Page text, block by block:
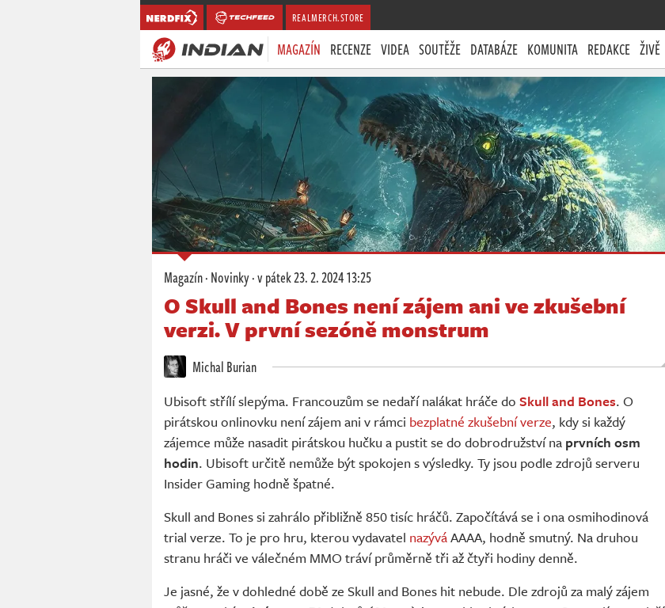
REALMERCH.STORE
MAGAZÍN RECENZE VIDEA SOUTĚŽE DATABÁZE KOMUNITA REDAKCE ŽIVĚ
Magazín·Novinky·v pátek23. 2. 2024 13:25
O Skull and Bones není zájem ani ve zkušební
verzi. V první sezóně monstrum
Michal Burian
Ubisoft střílí slepýma. Francouzům se nedaří nalákat hráče do Skull and Bones. O
pirátskou onlinovku není zájem ani v rámci bezplatné zkušební verze, kdy si každý
zájemce může nasadit pirátskou hučku a pustit se do dobrodružství na prvních osm
hodin. Ubisoft určitě nemůže být spokojen s výsledky. Ty jsou podle zdrojů serveru
Insider Gaming hodně špatné.
Skull and Bones si zahrálo přibližně 850 tisíc hráčů. Započítává se i ona osmihodinová
trial verze. To je pro hru, kterou vydavatel nazýváAAAA, hodně smutný. Na druhou
stranu hráči ve válečném MMO tráví průměrně tři až čtyři hodiny denně.
Je jasné, že v dohledné době ze Skull and Bones hit nebude. Dle zdrojů za malý zájem